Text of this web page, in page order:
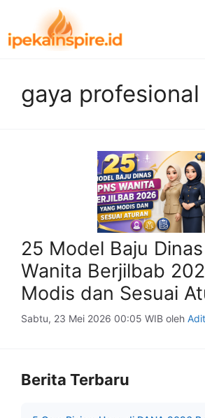
isi
gaya profesional
25 Model Baju
Wanita Berjilbab
Modis dan Sesuai
Sabtu, 23 Mei 2026 00:05 WIB oleh
Berita Terbaru